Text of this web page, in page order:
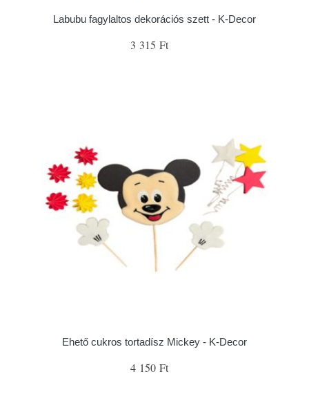
Labubu fagylaltos dekorációs szett - K-Decor
3 315 Ft
Ehető cukros tortadísz Mickey - K-Decor
4 150 Ft